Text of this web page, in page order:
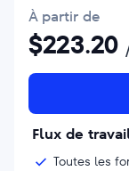
À partir de
$223.20
Flux de
Toutes les